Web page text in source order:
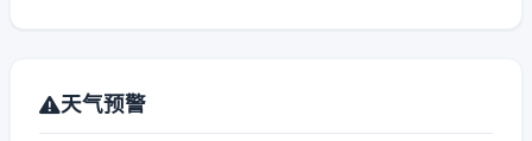
天气预警